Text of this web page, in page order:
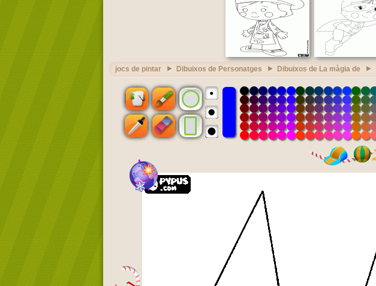
jocs de pintar Dibuixos de Personatges Dibuixos de La màgia de